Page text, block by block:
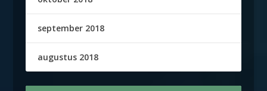
september 2018
augustus 2018